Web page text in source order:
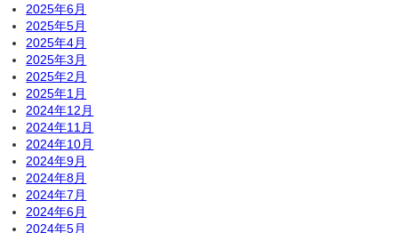
2025年6月
2025年5月
2025年4月
2025年3月
2025年2月
2025年1月
2024年12月
2024年11月
2024年10月
2024年9月
2024年8月
2024年7月
2024年6月
2024年5月